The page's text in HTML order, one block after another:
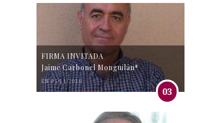
FIRMA INVITADA
Jaime Carbonel Monguilán*
EN 05/11/2016
03